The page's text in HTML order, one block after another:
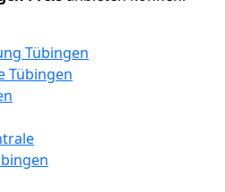
Tübingen
Tübingen